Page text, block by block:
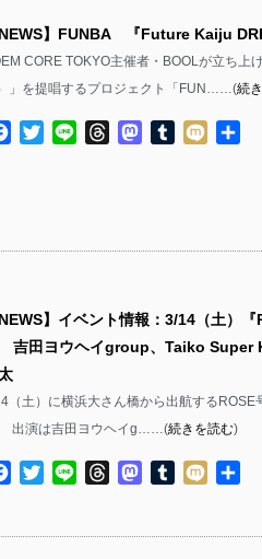
NEWS】FUNBA 『Future Kaiju
CORE TOKYO主催者・BOOLが立ち上
」を提唱するプロジェクト「FUN……(続
Facebook
TwitterLine ThreadsMastodon
TumblrMixi
NEWS】イベント情報：3/14（土）
吉田ヨウヘイgroup、Taiko Super
（土）に横浜大さん橋から出航する
出演は吉田ヨウヘイg……(続きを読む)
Facebook
TwitterLine ThreadsMastodon
TumblrMixi